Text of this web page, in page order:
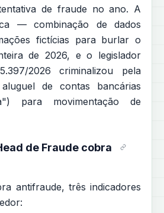
de fraude no ano. A
— combinação de dados
fictícias para burlar o
de 2026, e o legislador
2026 criminalizou pela
de contas bancárias
para movimentação de
de Fraude cobra
antifraude, três indicadores